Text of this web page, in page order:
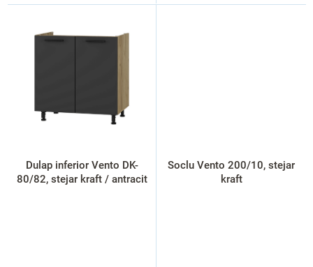
Dulap inferior Vento DK-
80/82, stejar kraft / antracit
Soclu Vento 200/10, stejar
kraft